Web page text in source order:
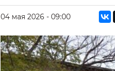
04 мая 2026 - 09:00